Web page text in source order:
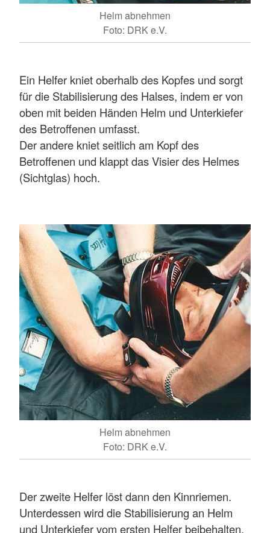
Helm abnehmen
Foto: DRK e.V.
Ein Helfer kniet oberhalb des Kopfes und sorgt
für die Stabilisierung des Halses, indem er von
oben mit beiden Händen Helm und Unterkiefer
des Betroffenen umfasst.
Der andere kniet seitlich am Kopf des
Betroffenen und klappt das Visier des Helmes
(Sichtglas) hoch.
Helm abnehmen
Foto: DRK e.V.
Der zweite Helfer löst dann den Kinnriemen.
Unterdessen wird die Stabilisierung an Helm
und Unterkiefer vom ersten Helfer beibehalten.